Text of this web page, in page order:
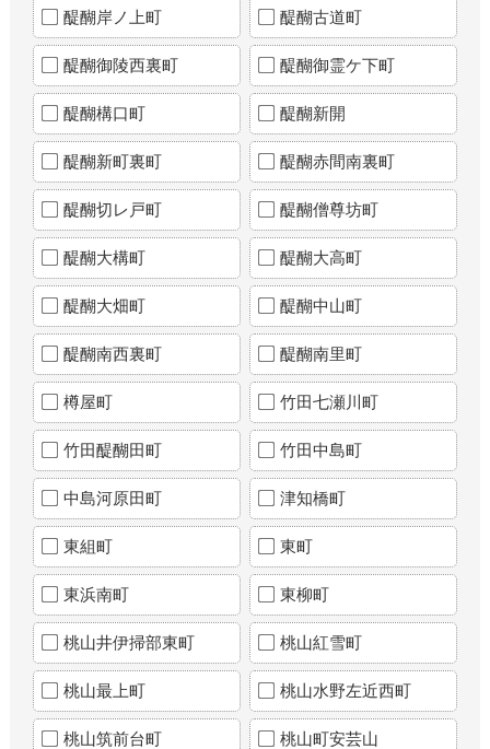
醍醐岸ノ上町 醍醐古道町
醍醐御陵西裏町 醍醐御霊ケ下町
醍醐構口町 醍醐新開
醍醐新町裏町 醍醐赤間南裏町
醍醐切レ戸町 醍醐僧尊坊町
醍醐大構町 醍醐大高町
醍醐大畑町 醍醐中山町
醍醐南西裏町 醍醐南里町
樽屋町 竹田七瀬川町
竹田醍醐田町 竹田中島町
中島河原田町 津知橋町
東組町 東町
東浜南町 東柳町
桃山井伊掃部東町 桃山紅雪町
桃山最上町 桃山水野左近西町
桃山筑前台町 桃山町安芸山